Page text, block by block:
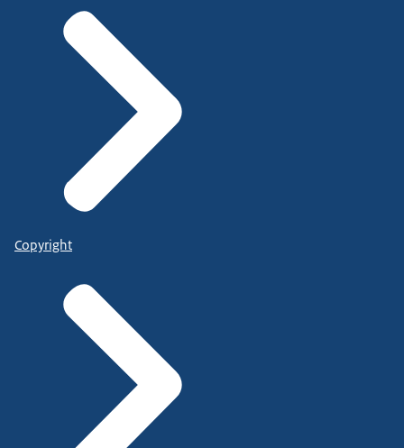
Copyright